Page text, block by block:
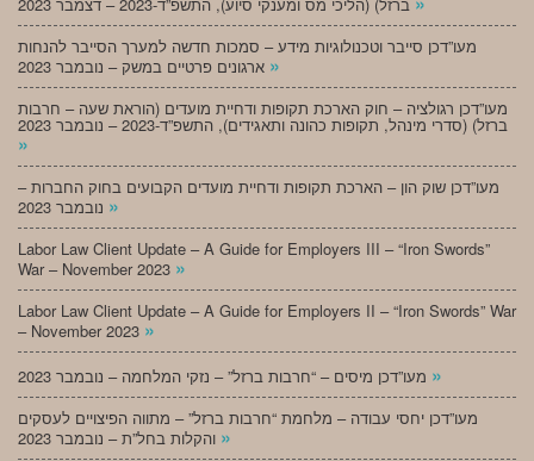
מעו”דכן סייבר וטכנולוגיות מידע – סמכות חדשה למערך הסייבר להנחות
»
מעו”דכן רגולציה – חוק הארכת תקופות ודחיית מועדים (הוראת שעה – חרבות
ברזל) (סדרי מינהל, תקופות כהונה ותאגידים), התשפ”ד-2023 – נובמבר 2023
»
מעו”דכן שוק הון – הארכת תקופות ודחיית מועדים הקבועים בחוק החברות –
»
Labor Law Client Update – A Guide for Employers III – “Iron Swords”
War – November 2023 »
Labor Law Client Update – A Guide for Employers II – “Iron Swords” War
– November 2023 »
»
מעו”דכן יחסי עבודה – מלחמת “חרבות ברזל” – מתווה הפיצויים לעסקים
»